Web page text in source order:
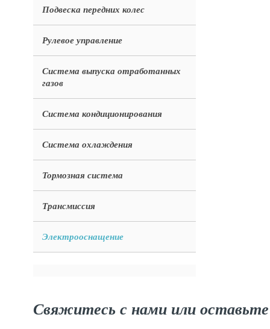
Подвеска передних колес
Рулевое управление
Система выпуска отработанных
газов
Система кондиционирования
Система охлаждения
Тормозная система
Трансмиссия
Электрооснащение
Свяжитесь с нами или оставьте